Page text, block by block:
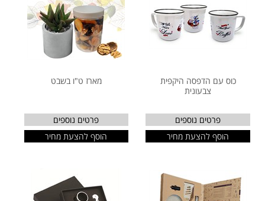
כוס עם הדפסה היקפית
צבעונית
פרטים נוספים
הוסף להצעת מחיר
מארז ט"ו בשבט
פרטים נוספים
הוסף להצעת מחיר